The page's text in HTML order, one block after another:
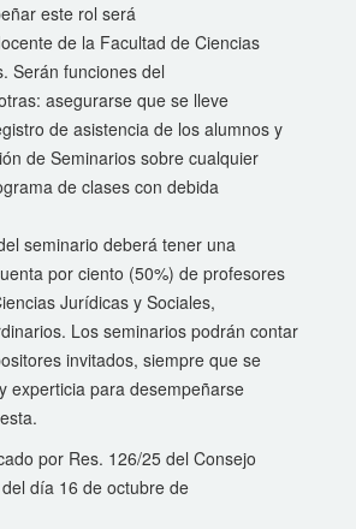
este rol será
de la Facultad de Ciencias
Serán funciones del
asegurarse que se lleve
de asistencia de los alumnos y
de Seminarios sobre cualquier
de clases con debida
seminario deberá tener una
por ciento (50%) de profesores
Jurídicas y Sociales,
Los seminarios podrán contar
invitados, siempre que se
experticia para desempeñarse
por Res. 126/25 del Consejo
día 16 de octubre de